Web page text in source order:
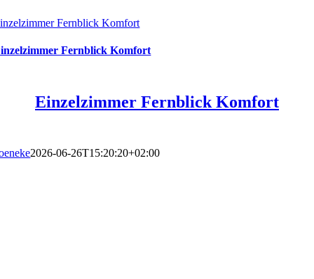
Fernblick Komfort
Fernblick Komfort
Einzelzimmer Fernblick Komfort
2026-06-26T15:20:20+02:00